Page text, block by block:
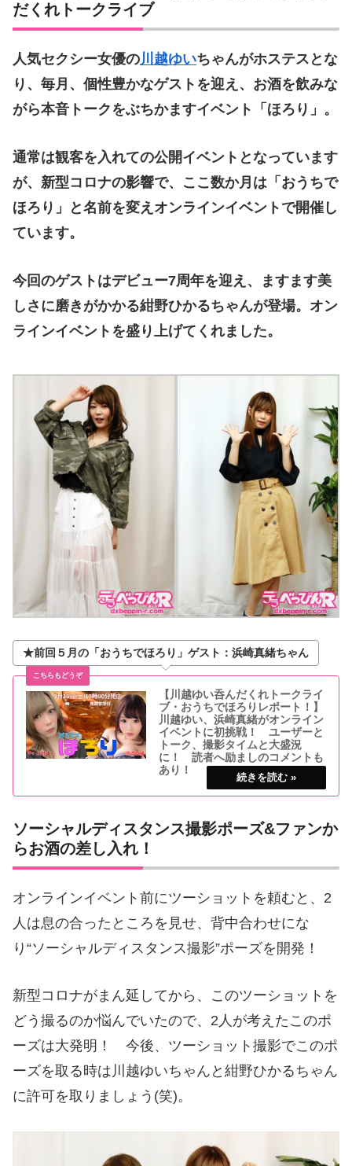
だくれトークライブ
人気セクシー女優の川越ゆいちゃんがホステスとな
り、毎月、個性豊かなゲストを迎え、お酒を飲みな
がら本音トークをぶちかますイベント「ほろり」。
通常は観客を入れての公開イベントとなっています
が、新型コロナの影響で、ここ数か月は「おうちで
ほろり」と名前を変えオンラインイベントで開催し
ています。
今回のゲストはデビュー7周年を迎え、ますます美
しさに磨きがかかる紺野ひかるちゃんが登場。オン
ラインイベントを盛り上げてくれました。
★前回５月の「おうちでほろり」ゲスト：浜崎真緒ちゃん
【川越ゆい呑んだくれトークライ
ブ・おうちでほろりレポート！】
川越ゆい、浜崎真緒がオンライン
イベントに初挑戦！ ユーザーと
トーク、撮影タイムと大盛況
に！ 読者へ励ましのコメントも
あり！
オンラインイベント「おうちでほろり」呑
んだくれトークライブ人気セクシー女優の
ら本音トークをぶちかますイベント「ほろ
り」。今月はコロナ禍の影響でオンライン
ソーシャルディスタンス撮影ポーズ&ファンか
らお酒の差し入れ！
オンラインイベント前にツーショットを頼むと、2
人は息の合ったところを見せ、背中合わせにな
り“ソーシャルディスタンス撮影”ポーズを開発！
新型コロナがまん延してから、このツーショットを
どう撮るのか悩んでいたので、2人が考えたこのポ
ーズは大発明！ 今後、ツーショット撮影でこのポ
ーズを取る時は川越ゆいちゃんと紺野ひかるちゃん
に許可を取りましょう(笑)。